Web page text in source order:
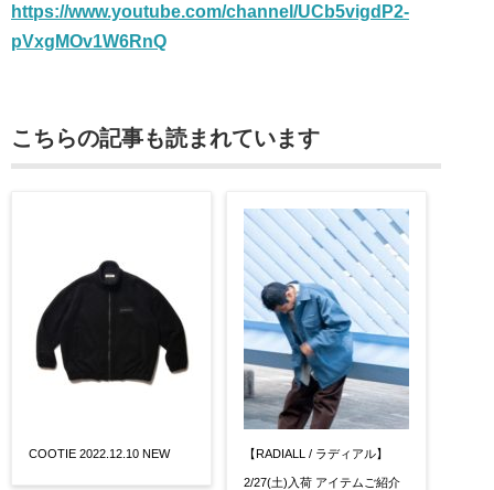
https://www.youtube.com/channel/UCb5vigdP2-
pVxgMOv1W6RnQ
こちらの記事も読まれています
COOTIE 2022.12.10 NEW 【RADIALL / ラディアル】
2/27(土)入荷 アイテムご紹介